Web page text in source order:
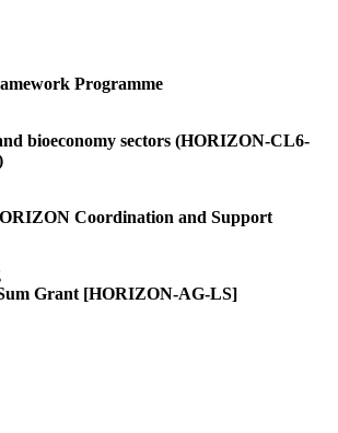
Programme
bioeconomy sectors (HORIZON-CL6-
Coordination and Support
Grant [HORIZON-AG-LS]